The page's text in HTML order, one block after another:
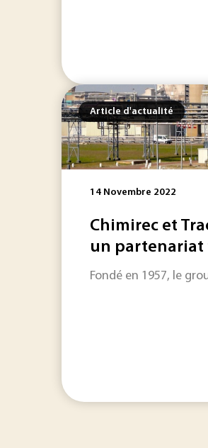
Article d'actualité
14 Novembre 2022
Chimirec et
un
Fondé en 1957, le